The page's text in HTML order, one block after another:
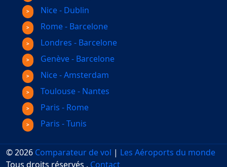
Nice - Dublin
Rome - Barcelone
Londres - Barcelone
Genève - Barcelone
Nice - Amsterdam
Toulouse - Nantes
Paris - Rome
Paris - Tunis
© 2026 Comparateur de vol | Les Aéroports du monde
Tous droits réservés . Contact